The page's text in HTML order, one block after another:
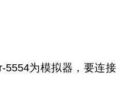
5554为模拟器，要连接